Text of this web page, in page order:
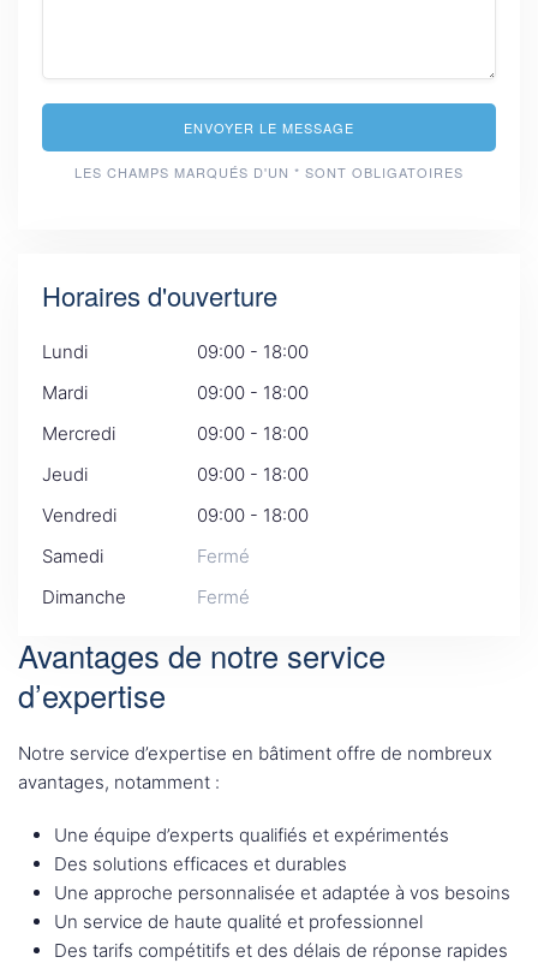
ENVOYER LE MESSAGE
LES CHAMPS MARQUÉS D'UN * SONT OBLIGATOIRES
Horaires d'ouverture
Lundi
09:00 - 18:00
Mardi
09:00 - 18:00
Mercredi
09:00 - 18:00
Jeudi
09:00 - 18:00
Vendredi
09:00 - 18:00
Samedi
Fermé
Dimanche
Fermé
Avantages de notre service
d’expertise
Notre service d’expertise en bâtiment offre de nombreux
avantages, notamment :
Une équipe d’experts qualifiés et expérimentés
Des solutions efficaces et durables
Une approche personnalisée et adaptée à vos besoins
Un service de haute qualité et professionnel
Des tarifs compétitifs et des délais de réponse rapides